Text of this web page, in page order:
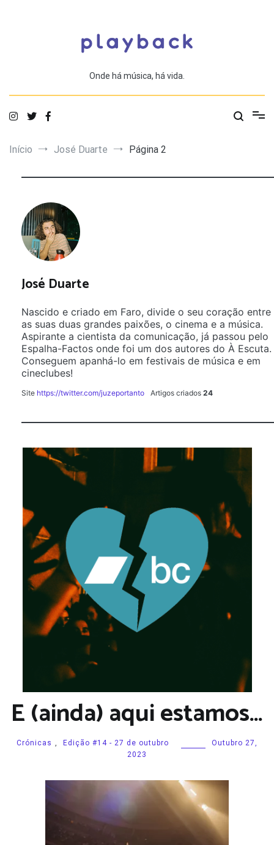
Onde há música, há vida.
Início José Duarte Página 2
José Duarte
Nascido e criado em Faro, divide o seu coração entre
as suas duas grandes paixões, o cinema e a música.
Aspirante a cientista da comunicação, já passou pelo
Espalha-Factos onde foi um dos autores do À Escuta.
Conseguem apanhá-lo em festivais de música e em
cineclubes!
Site https://twitter.com/juzeportanto Artigos criados 24
E (ainda) aqui estamos…
Crónicas , Edição #14 - 27 de outubro
Outubro 27,
2023